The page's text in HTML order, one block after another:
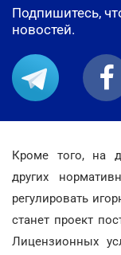
Подпишитесь,
новостей.
Кроме того, на
других
регулировать
станет проект
Лицензионных